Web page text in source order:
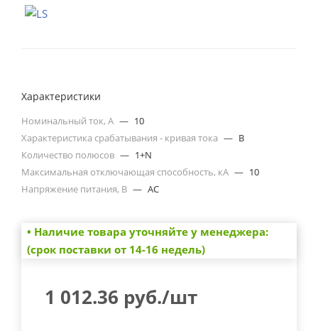
Характеристики
Номинальный ток, А — 10
Характеристика срабатывания - кривая тока — B
Количество полюсов — 1+N
Максимальная отключающая способность, кА — 10
Напряжение питания, В — AC
• Наличие товара уточняйте у менеджера:
(срок поставки от 14-16 недель)
1 012.36 руб./шт